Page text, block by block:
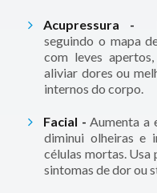
Acupressura -
seguindo o mapa
com leves
aliviar dores ou
internos do corpo.
Facial - Aumenta a
diminui olheiras e
células mortas.
sintomas de dor ou